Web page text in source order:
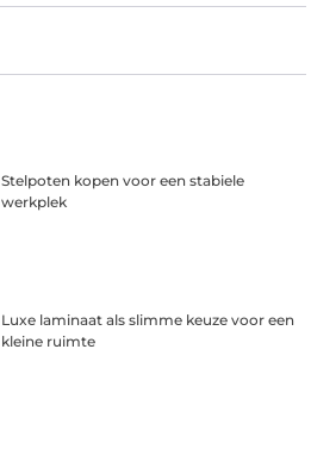
Stelpoten kopen voor een stabiele
werkplek
Luxe laminaat als slimme keuze voor een
kleine ruimte